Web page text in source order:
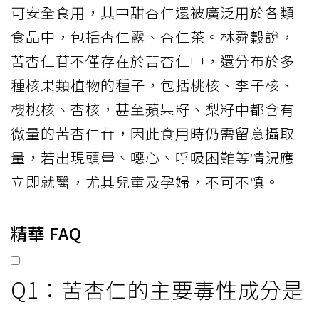
可安全食用，其中甜杏仁還被廣泛用於各類
食品中，包括杏仁露、杏仁茶。林舜穀說，
苦杏仁苷不僅存在於苦杏仁中，還分布於多
種核果類植物的種子，包括桃核、李子核、
櫻桃核、杏核，甚至蘋果籽、梨籽中都含有
微量的苦杏仁苷，因此食用時仍需留意攝取
量，若出現頭暈、噁心、呼吸困難等情況應
立即就醫，尤其兒童及孕婦，不可不慎。
精華 FAQ
Q1：苦杏仁的主要毒性成分是